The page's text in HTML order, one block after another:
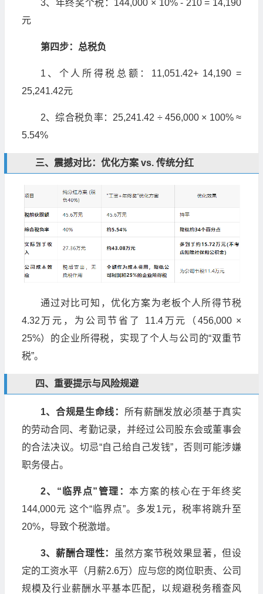
3、年终奖个税：144,000 × 10% - 210 = 14,190
元
第四步：总税负
1、个人所得税总额：11,051.42+ 14,190 =
25,241.42元
2、综合税负率：25,241.42 ÷ 456,000 × 100% ≈
5.54%
三、震撼对比：优化方案 vs. 传统分红
通过对比可知，优化方案为老板个人所得节税
4.32万元，为公司节省了 11.4万元（456,000 ×
25%）的企业所得税，实现了个人与公司的“双重节
税”。
四、重要提示与风险规避
1、合规是生命线： 所有薪酬发放必须基于真实
的劳动合同、考勤记录，并经过公司股东会或董事会
的合法决议。切忌“自己给自己发钱”，否则可能涉嫌
职务侵占。
2、“临界点”管理：本方案的核心在于年终奖
144,000元 这个“临界点”。多发1元，税率将跳升至
20%，导致个税激增。
3、薪酬合理性：
虽然方案节税效果显著，但设
定的工资水平（月薪2.6万）应与您的岗位职责、公司
规模及行业薪酬水平基本匹配，以规避税务稽查风